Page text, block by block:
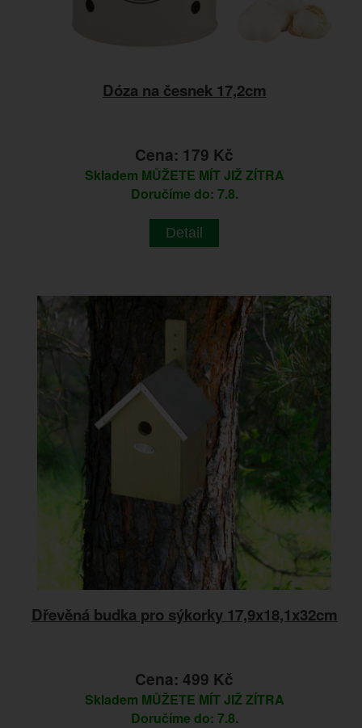
Dóza na česnek 17,2cm
Cena: 179 Kč
Skladem MŮŽETE MÍT JIŽ ZÍTRA
Doručíme do: 7.8.
Detail
Dřevěná budka pro sýkorky 17,9x18,1x32cm
Cena: 499 Kč
Skladem MŮŽETE MÍT JIŽ ZÍTRA
Doručíme do: 7.8.